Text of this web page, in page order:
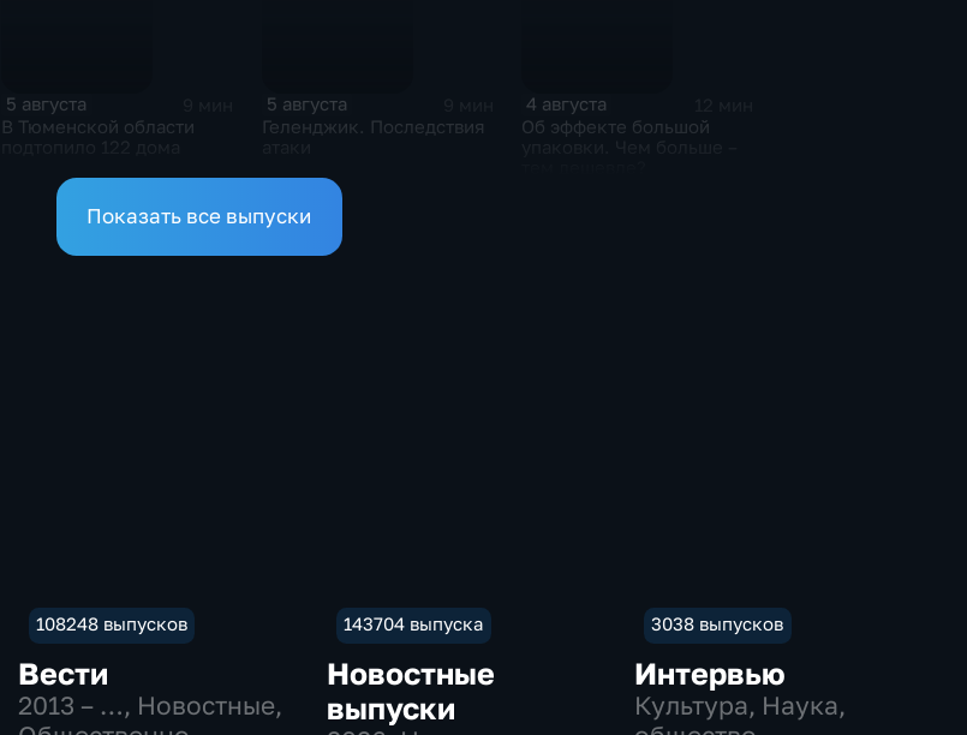
5 августа
В Тюменской области
5 августа
Геленджик. Последствия
4 августа
Об эффекте большой
Показать все выпуски
108248 выпусков
Вести
2013 – …, Новостные,
143704 выпуска
Новостные
выпуски
3038 выпусков
Интервью
Культура, Наука,